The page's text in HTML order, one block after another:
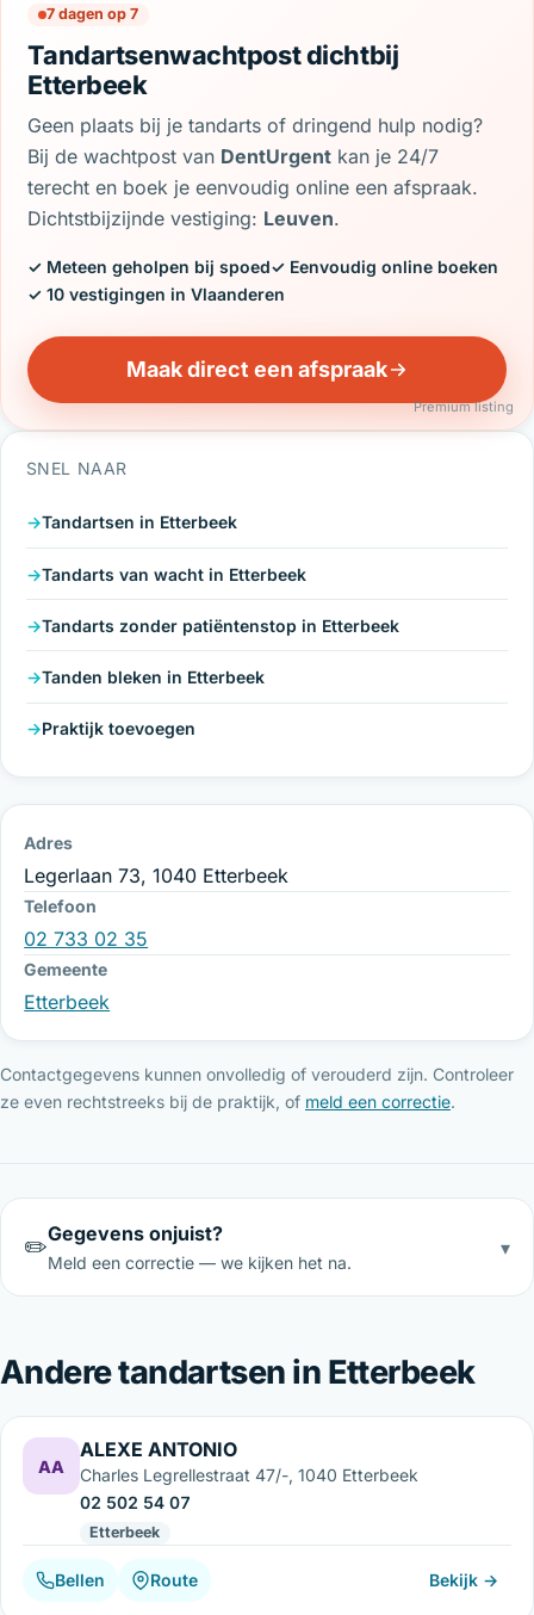
7 dagen op 7
Tandartsenwachtpost dichtbij
Etterbeek
Geen plaats bij je tandarts of dringend hulp nodig?
Bij de wachtpost van DentUrgent kan je 24/7
terecht en boek je eenvoudig online een afspraak.
Dichtstbijzijnde vestiging: Leuven.
✓ Meteen geholpen bij spoed✓ Eenvoudig online boeken
✓ 10 vestigingen in Vlaanderen
Maak direct een afspraak
Premium listing
SNEL NAAR
Tandartsen in Etterbeek
Tandarts van wacht in Etterbeek
Tandarts zonder patiëntenstop in Etterbeek
Tanden bleken in Etterbeek
Praktijk toevoegen
Adres
Legerlaan 73, 1040 Etterbeek
Telefoon
02 733 02 35
Gemeente
Etterbeek
Contactgegevens kunnen onvolledig of verouderd zijn. Controleer
ze even rechtstreeks bij de praktijk, of meld een correctie.
✏️Gegevens onjuist?
Meld een correctie — we kijken het na.
▾
Andere tandartsen in Etterbeek
AA
ALEXE ANTONIO
Charles Legrellestraat 47/-, 1040 Etterbeek
02 502 54 07
Etterbeek
Bellen Route Bekijk →